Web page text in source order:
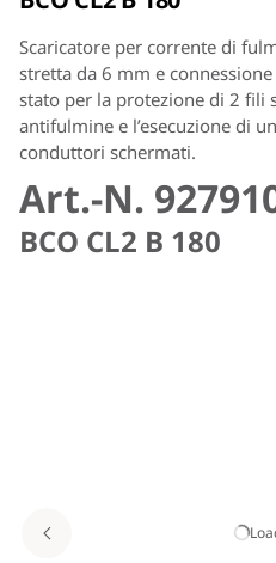
l’esercizio sicuro
Scaricatore per corrente di
stretta da 6 mm e
stato per la protezione di 2 fili
antifulmine e l’esecuzione di
conduttori schermati.
Art.-N.
BCO CL2 B 180